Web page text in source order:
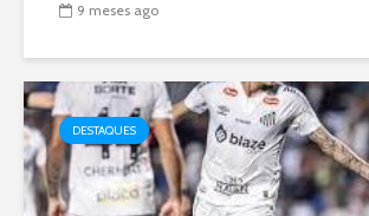
9 meses ago
DESTAQUES